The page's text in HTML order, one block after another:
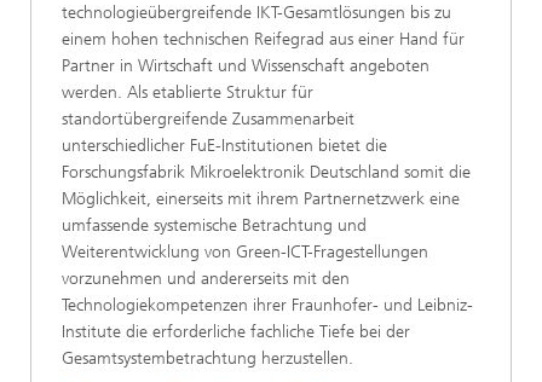
technologieübergreifende IKT-Gesamtlösungen bis zu
einem hohen technischen Reifegrad aus einer Hand für
Partner in Wirtschaft und Wissenschaft angeboten
werden. Als etablierte Struktur für
standortübergreifende Zusammenarbeit
unterschiedlicher FuE-Institutionen bietet die
Forschungsfabrik Mikroelektronik Deutschland somit die
Möglichkeit, einerseits mit ihrem Partnernetzwerk eine
umfassende systemische Betrachtung und
Weiterentwicklung von Green-ICT-Fragestellungen
vorzunehmen und andererseits mit den
Technologiekompetenzen ihrer Fraunhofer- und Leibniz-
Institute die erforderliche fachliche Tiefe bei der
Gesamtsystembetrachtung herzustellen.